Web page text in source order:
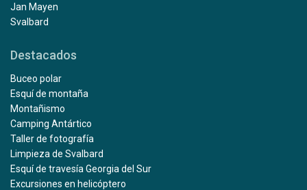
Jan Mayen
Svalbard
Destacados
Buceo polar
Esquí de montaña
Montañismo
Camping Antártico
Taller de fotografía
Limpieza de Svalbard
Esquí de travesía Georgia del Sur
Excursiones en helicóptero